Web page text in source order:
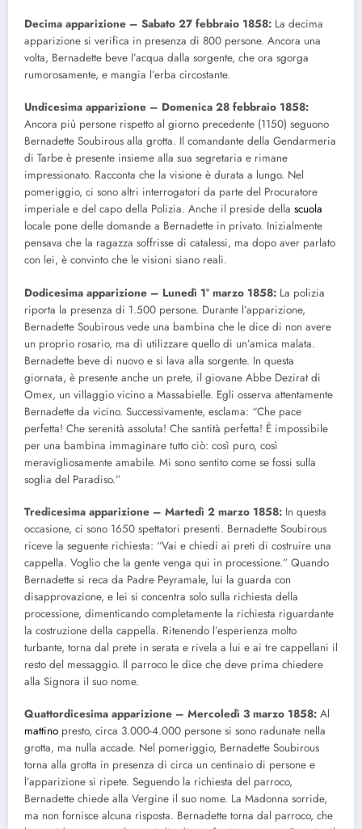
Decima apparizione – Sabato 27 febbraio 1858: La decima
apparizione si verifica in presenza di 800 persone. Ancora una
volta, Bernadette beve l’acqua dalla sorgente, che ora sgorga
rumorosamente, e mangia l’erba circostante.
Undicesima apparizione – Domenica 28 febbraio 1858:
Ancora più persone rispetto al giorno precedente (1150) seguono
Bernadette Soubirous alla grotta. Il comandante della Gendarmeria
di Tarbe è presente insieme alla sua segretaria e rimane
impressionato. Racconta che la visione è durata a lungo. Nel
pomeriggio, ci sono altri interrogatori da parte del Procuratore
imperiale e del capo della Polizia. Anche il preside della scuola
locale pone delle domande a Bernadette in privato. Inizialmente
pensava che la ragazza soffrisse di catalessi, ma dopo aver parlato
con lei, è convinto che le visioni siano reali.
Dodicesima apparizione – Lunedì 1° marzo 1858: La polizia
riporta la presenza di 1.500 persone. Durante l’apparizione,
Bernadette Soubirous vede una bambina che le dice di non avere
un proprio rosario, ma di utilizzare quello di un’amica malata.
Bernadette beve di nuovo e si lava alla sorgente. In questa
giornata, è presente anche un prete, il giovane Abbe Dezirat di
Omex, un villaggio vicino a Massabielle. Egli osserva attentamente
Bernadette da vicino. Successivamente, esclama: “Che pace
perfetta! Che serenità assoluta! Che santità perfetta! È impossibile
per una bambina immaginare tutto ciò: così puro, così
meravigliosamente amabile. Mi sono sentito come se fossi sulla
soglia del Paradiso.”
Tredicesima apparizione – Martedì 2 marzo 1858: In questa
occasione, ci sono 1650 spettatori presenti. Bernadette Soubirous
riceve la seguente richiesta: “Vai e chiedi ai preti di costruire una
cappella. Voglio che la gente venga qui in processione.” Quando
Bernadette si reca da Padre Peyramale, lui la guarda con
disapprovazione, e lei si concentra solo sulla richiesta della
processione, dimenticando completamente la richiesta riguardante
la costruzione della cappella. Ritenendo l’esperienza molto
turbante, torna dal prete in serata e rivela a lui e ai tre cappellani il
resto del messaggio. Il parroco le dice che deve prima chiedere
alla Signora il suo nome.
Quattordicesima apparizione – Mercoledì 3 marzo 1858: Al
mattino presto, circa 3.000-4.000 persone si sono radunate nella
grotta, ma nulla accade. Nel pomeriggio, Bernadette Soubirous
torna alla grotta in presenza di circa un centinaio di persone e
l’apparizione si ripete. Seguendo la richiesta del parroco,
Bernadette chiede alla Vergine il suo nome. La Madonna sorride,
ma non fornisce alcuna risposta. Bernadette torna dal parroco, che